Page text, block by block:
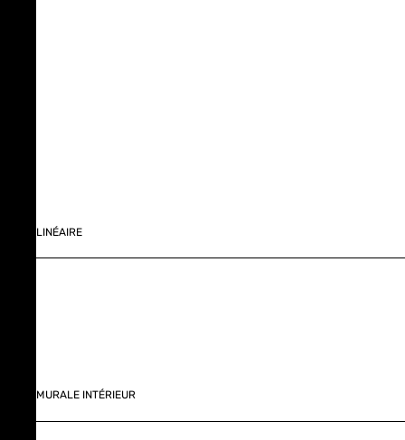
LINÉAIRE
MURALE INTÉRIEUR